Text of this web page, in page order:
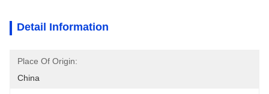
Detail Information
Place Of Origin:
China